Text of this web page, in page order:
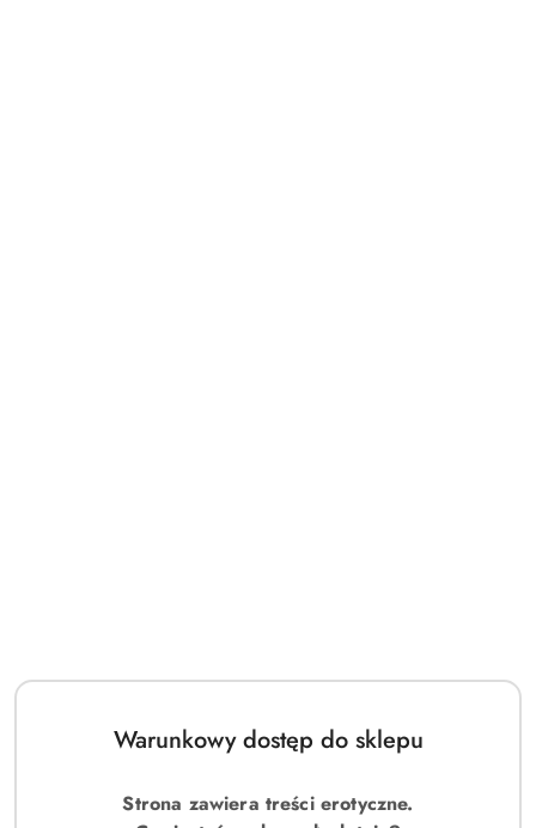
Warunkowy dostęp do sklepu
Strona zawiera treści erotyczne.